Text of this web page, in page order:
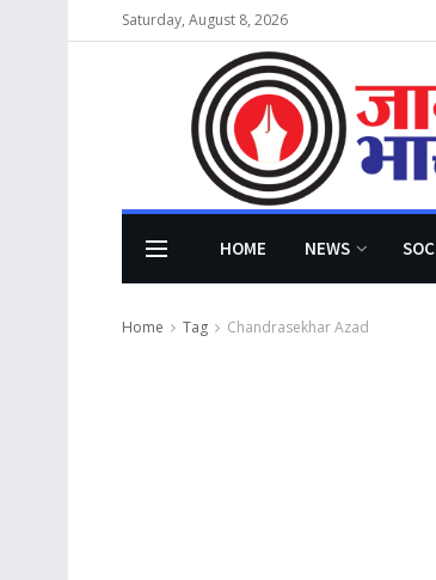
Saturday, August 8, 2026
HOME NEWS
Home Tag Chandrasekhar Azad